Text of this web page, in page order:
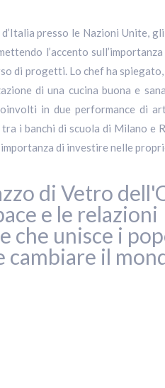
presso le Nazioni Unite,
l’accento
di progetti. Lo chef ha
di una cucina buona e
in due performance di
i banchi di scuola di Milano e
di investire nelle
di Vetro
e le relazioni
che unisce i
cambiare il